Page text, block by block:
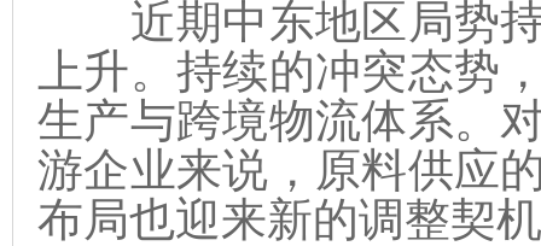
近期中东地区局势持
上升。持续的冲突态势
生产与跨境物流体系。
游企业来说，原料供应
布局也迎来新的调整契